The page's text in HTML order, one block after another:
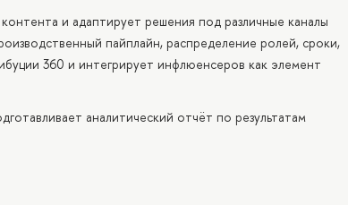
и адаптирует решения под различные каналы
пайплайн, распределение ролей, сроки,
360 и интегрирует инфлюенсеров как элемент
аналитический отчёт по результатам